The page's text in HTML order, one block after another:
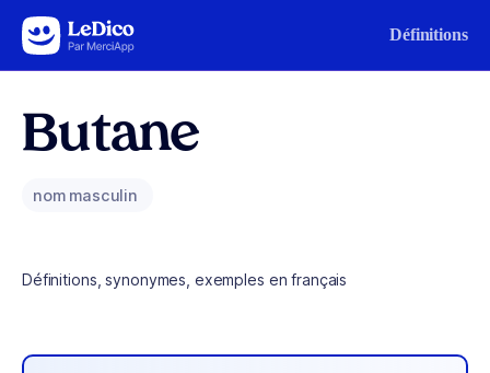
Aller au contenu Définitions
Butane
nom masculin
Définitions, synonymes, exemples en français